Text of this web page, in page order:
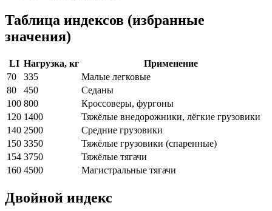
Таблица индексов (избранные
значения)
LI Нагрузка, кг
Применение
70
335
Малые легковые
80
450
Седаны
100 800
Кроссоверы, фургоны
120 1400
Тяжёлые внедорожники, лёгкие грузовики
140 2500
Средние грузовики
150 3350
Тяжёлые грузовики (спаренные)
154 3750
Тяжёлые тягачи
160 4500 Магистральные тягачи
Двойной индекс